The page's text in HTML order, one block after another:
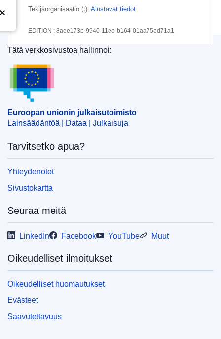
Tekijäorganisaatio (t): Alustavat tiedot
EDITION : 8aee173b-9940-11ee-b164-01aa75ed71a1
EDITION : 9c02031e-b167-11ef-acb1-01aa75ed71a1
EDITION : 3391f38a-f91f-11ef-b7db-01aa75ed71a1
EDITION : ac586e92-35b3-11f0-8a44-01aa75ed71a1
Euroopan unionin julkaisutoimisto
Tätä verkkosivustoa hallinnoi:
Euroopan unionin julkaisutoimisto
Lainsäädäntöä | Dataa | Julkaisuja
Tarvitsetko apua?
Yhteydenotot
Sivustokartta
Seuraa meitä
LinkedIn Facebook YouTube Muut
Oikeudelliset ilmoitukset
Oikeudelliset huomautukset
Evästeet
Saavutettavuus